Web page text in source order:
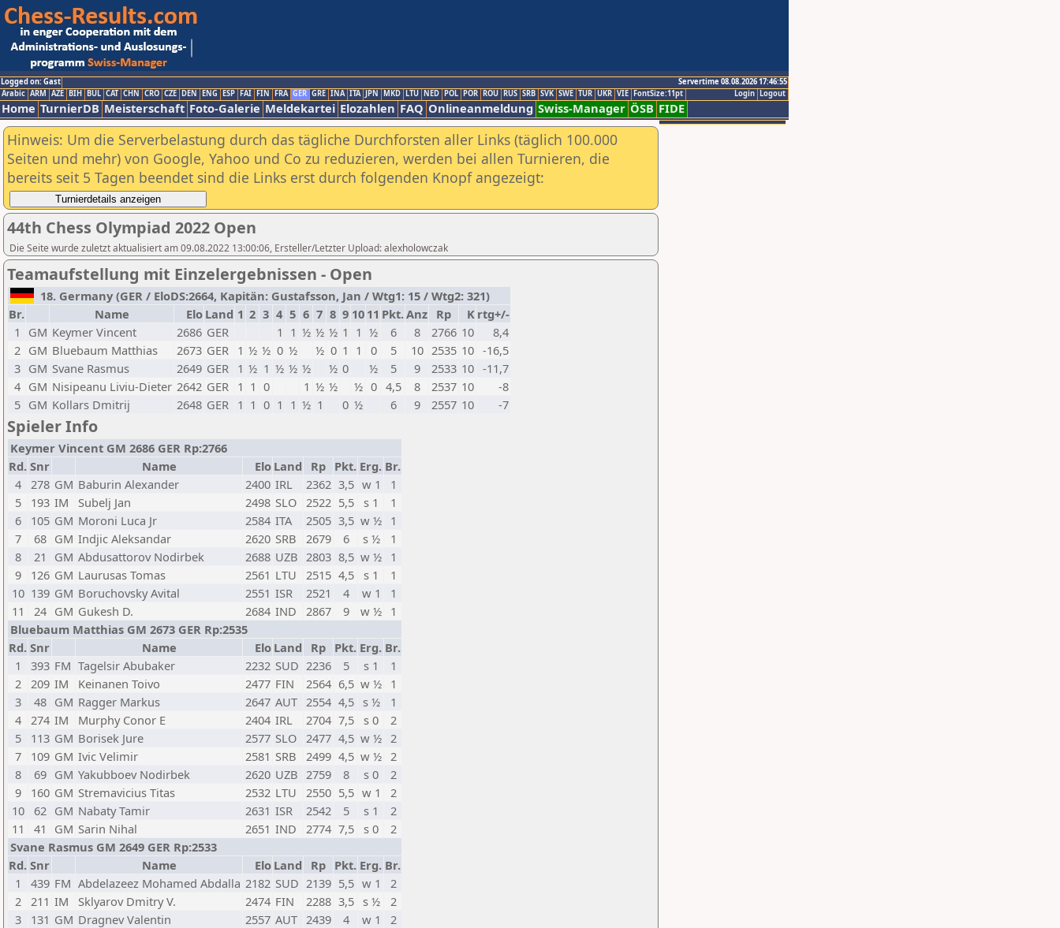
Logged on: Gast
Servertime 08.08.2026 17:46:55
Logout
Login
Arabic ARM AZE BIH BUL CAT CHN CRO CZE DEN ENG ESP FAI FIN FRA GER GRE INA ITA JPN MKD LTU NED POL POR ROU RUS SRB SVK SWE TUR UKR VIE FontSize:11pt
Home TurnierDB Meisterschaft Foto-Galerie Meldekartei Elozahlen FAQ Onlineanmeldung Swiss-Manager ÖSB FIDE
Hinweis: Um die Serverbelastung durch das tägliche Durchforsten aller Links (täglich 100.000
Seiten und mehr) von Google, Yahoo und Co zu reduzieren, werden bei allen Turnieren, die
bereits seit 5 Tagen beendet sind die Links erst durch folgenden Knopf angezeigt:
44th Chess Olympiad 2022 Open
Die Seite wurde zuletzt aktualisiert am 09.08.2022 13:00:06, Ersteller/Letzter Upload: alexholowczak
Teamaufstellung mit Einzelergebnissen - Open
18. Germany (GER / EloDS:2664, Kapitän: Gustafsson, Jan / Wtg1: 15 / Wtg2: 321)
Br.
Name Elo Land 1 2 3 4 5 6 7 8 9 10 11 Pkt.Anz Rp K rtg+/-
1
GM Keymer Vincent 2686 GER 1 1 ½ ½ ½ 1 1 ½ 6 8 2766 10
8,4
2 GM Bluebaum Matthias 2673 GER 1 ½ ½ 0 ½ ½ 0 1 1 0 5 10 2535 10 -16,5
3 GM Svane Rasmus 2649 GER 1 ½ 1 ½ ½ ½ ½ 0 ½ 5 9 2533 10 -11,7
4 GM Nisipeanu Liviu-Dieter 2642 GER 1 1 0 1 ½ ½ ½ 0 4,5 8 2537 10
-8
5 GM Kollars Dmitrij 2648 GER 1 1 0 1 1 ½ 1 0 ½ 6 9 2557 10 -7
Spieler Info
Keymer Vincent GM 2686 GER Rp:2766
Rd. Snr Name Elo Land Rp Pkt. Erg. Br.
4 278 GM Baburin Alexander 2400 IRL 2362 3,5 w 1
1
5
193 IM Subelj Jan 2498 SLO 2522 5,5 s 1
1
6
105 GM Moroni Luca Jr 2584 ITA 2505 3,5 w ½ 1
7
68 GM Indjic Aleksandar 2620 SRB 2679 6 s ½
1
8
21 GM Abdusattorov Nodirbek 2688 UZB 2803 8,5 w ½ 1
9
126 GM Laurusas Tomas 2561 LTU 2515 4,5 s 1
1
10 139 GM Boruchovsky Avital 2551 ISR 2521 4 w 1
1
11
24 GM Gukesh D. 2684 IND 2867 9 w ½ 1
Bluebaum Matthias GM 2673 GER Rp:2535
Rd. Snr Name Elo Land Rp Pkt. Erg. Br.
1
393 FM Tagelsir Abubaker 2232 SUD 2236 5 s 1
1
2 209 IM Keinanen Toivo 2477 FIN 2564 6,5 w ½ 1
3
48 GM Ragger Markus 2647 AUT 2554 4,5 s ½
1
4 274 IM Murphy Conor E 2404 IRL 2704 7,5 s 0
2
5
113 GM Borisek Jure 2577 SLO 2477 4,5 w ½ 2
7
109 GM Ivic Velimir 2581 SRB 2499 4,5 w ½ 2
8
69 GM Yakubboev Nodirbek 2620 UZB 2759 8 s 0
2
9
160 GM Stremavicius Titas 2532 LTU 2550 5,5 w 1
2
10
62 GM Nabaty Tamir 2631 ISR 2542 5 s 1
2
11
41 GM Sarin Nihal 2651 IND 2774 7,5 s 0
2
Svane Rasmus GM 2649 GER Rp:2533
Rd. Snr Name Elo Land Rp Pkt. Erg. Br.
1
439 FM Abdelazeez Mohamed Abdalla 2182 SUD 2139 5,5 w 1
2
2 211 IM Sklyarov Dmitry V. 2474 FIN 2288 3,5 s ½
2
3
131 GM Dragnev Valentin 2557 AUT 2439 4 w 1
2